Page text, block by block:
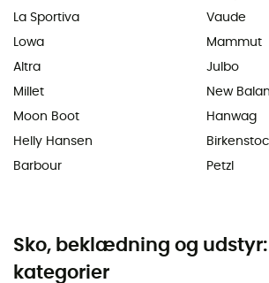
La Sportiva
Lowa
Altra
Millet
Moon Boot
Helly Hansen
Barbour
Vaude
Mammut
Julbo
New
Hanwag
Petzl
Sko, beklædning og
kategorier